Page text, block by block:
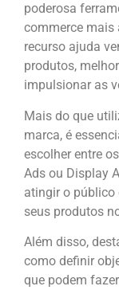
poderosa
commerce mais
recurso ajuda
produtos,
impulsionar as
Mais do que
marca, é
escolher entre
Ads ou Display
atingir o público
seus produtos
Além disso,
como definir
que podem